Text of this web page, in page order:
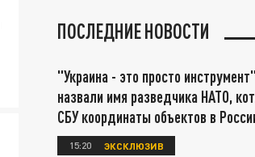
ПОСЛЕДНИЕ НОВОСТИ
"Украина - это просто
назвали имя разведчика НАТО,
СБУ координаты объектов в
15:20 ЭКСКЛЮЗИВ